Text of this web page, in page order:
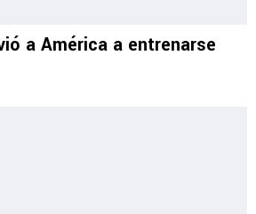
a América a entrenarse